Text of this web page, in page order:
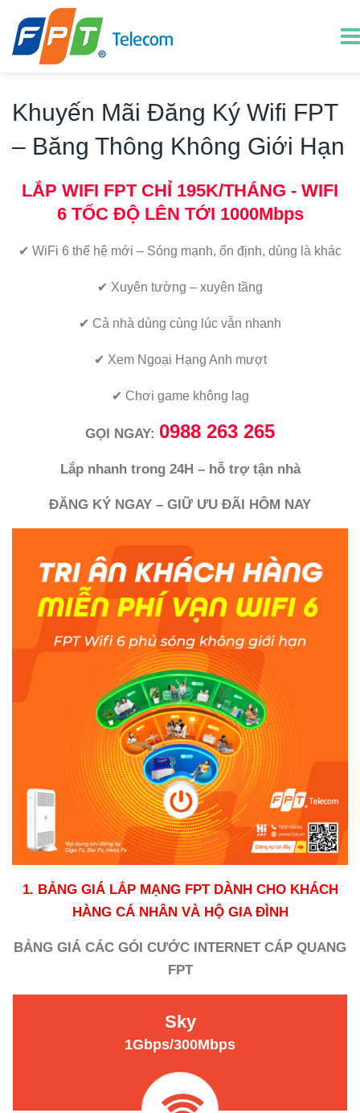
Khuyến Mãi Đăng Ký Wifi FPT
– Băng Thông Không Giới Hạn
LẮP WIFI FPT CHỈ 195K/THÁNG - WIFI
6 TỐC ĐỘ LÊN TỚI 1000Mbps
✔ WiFi 6 thế hệ mới – Sóng mạnh, ổn định, dùng là khác
✔ Xuyên tường – xuyên tầng
✔ Cả nhà dùng cùng lúc vẫn nhanh
✔ Xem Ngoại Hạng Anh mượt
✔ Chơi game không lag
GỌI NGAY: 0988 263 265
Lắp nhanh trong 24H – hỗ trợ tận nhà
ĐĂNG KÝ NGAY – GIỮ ƯU ĐÃI HÔM NAY
1. BẢNG GIÁ LẮP MẠNG FPT DÀNH CHO KHÁCH
HÀNG CÁ NHÂN VÀ HỘ GIA ĐÌNH
BẢNG GIÁ CÁC GÓI CƯỚC INTERNET CÁP QUANG
FPT
Sky
1Gbps/300Mbps